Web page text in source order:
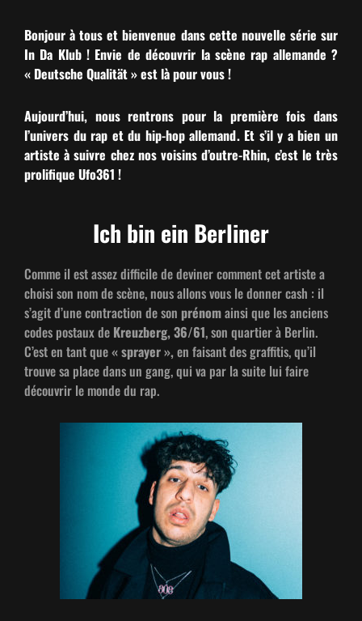
Bon­jour à tous et bien­v­enue dans cette nou­velle série sur
In Da Klub ! Envie de décou­vrir la scène rap alle­mande ?
« Deutsche Qual­ität » est là pour vous !
Aujourd’hui, nous ren­trons pour la pre­mière fois dans
l’univers du rap et du hip-hop alle­mand. Et s’il y a bien un
artiste à suiv­re chez nos voisins d’outre-Rhin, c’est le très
pro­lifique Ufo361 !
Ich bin ein Berliner
Comme il est assez dif­fi­cile de devin­er com­ment cet artiste a
choisi son nom de scène, nous allons vous le don­ner cash : il
s’agit d’une con­trac­tion de son prénomain­si que les anciens
codes postaux de Kreuzberg, 36/61, son quarti­er à Berlin.
C’est en tant que« sprayer », en faisant des graf­fi­tis, qu’il
trou­ve sa place dans un gang, qui va par la suite lui faire
décou­vrir le monde du rap.